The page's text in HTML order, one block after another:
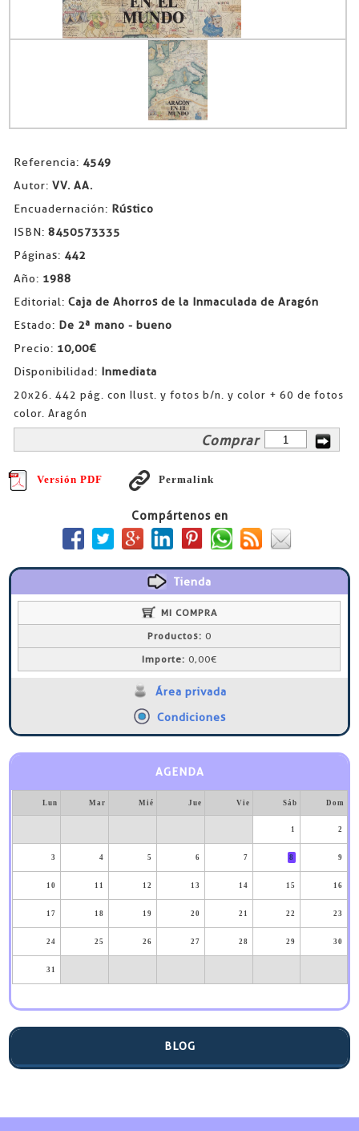
Referencia: 4549
Autor: VV. AA.
Encuadernación: Rústico
ISBN: 8450573335
Páginas: 442
Año: 1988
Editorial: Caja de Ahorros de la Inmaculada de Aragón
Estado: De 2ª mano - bueno
Precio: 10,00€
Disponibilidad: Inmediata
20x26. 442 pág. con Ilust. y fotos b/n. y color + 60 de fotos
color. Aragón
Comprar
Versión PDF Permalink
Compártenos en
Tienda
MI COMPRA
Productos: 0
Importe: 0,00€
Área privada
Condiciones
AGENDA
Lun Mar Mié Jue Vie Sáb Dom
1 2
3 4 5 6 7 8 9
10 11 12 13 14 15 16
17 18 19 20 21 22 23
24 25 26 27 28 29 30
31
BLOG